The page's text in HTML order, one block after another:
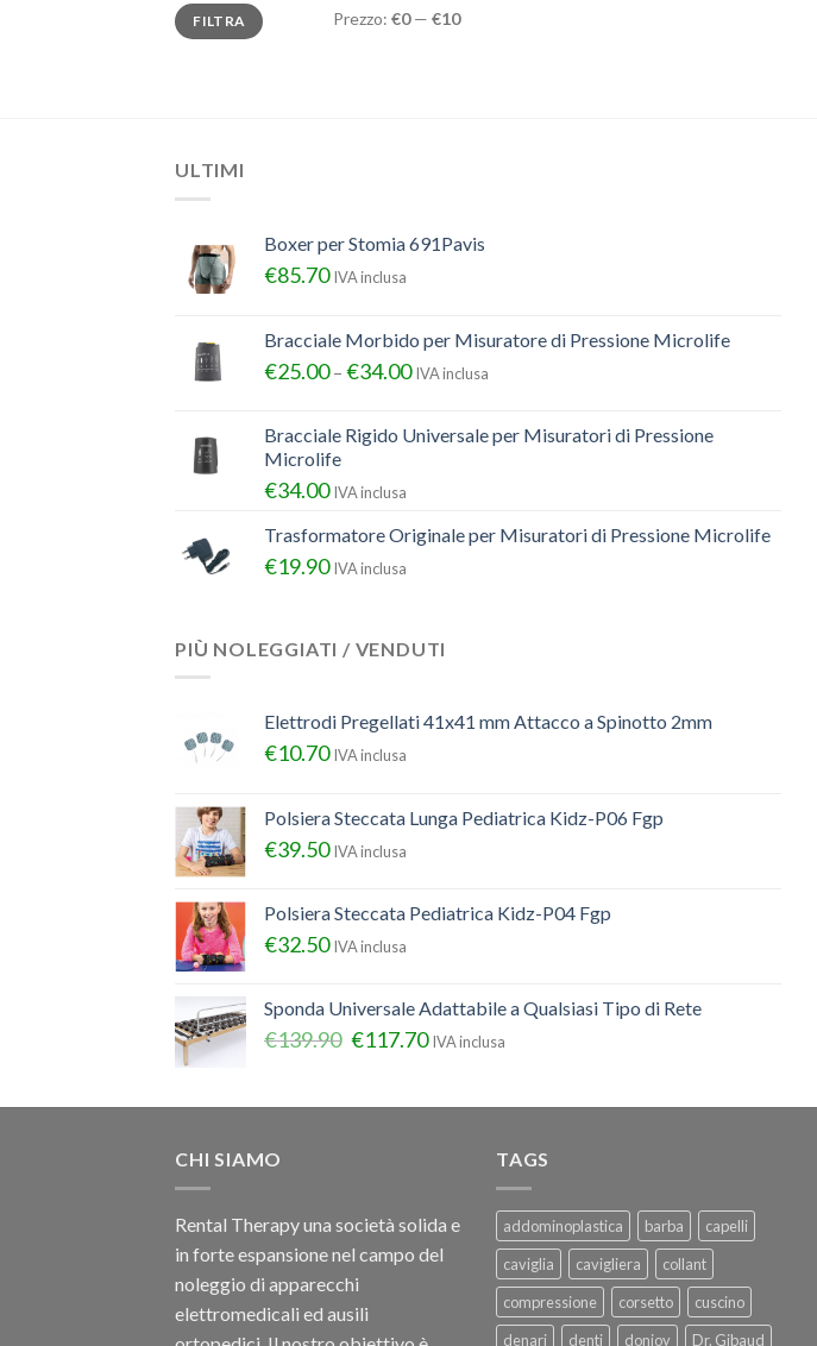
Prezzo
Min
Prezzo
MaxFILTRA Prezzo: €0— €10
ULTIMI
Boxer per Stomia 691Pavis
€85.70 IVA inclusa
Bracciale Morbido per Misuratore di Pressione Microlife
€25.00– €34.00 IVA inclusa
Bracciale Rigido Universale per Misuratori di Pressione
Microlife
€34.00 IVA inclusa
Trasformatore Originale per Misuratori di Pressione Microlife
€19.90 IVA inclusa
PIÙ NOLEGGIATI / VENDUTI
Elettrodi Pregellati 41x41 mm Attacco a Spinotto 2mm
€10.70 IVA inclusa
Polsiera Steccata Lunga Pediatrica Kidz-P06 Fgp
€39.50 IVA inclusa
Polsiera Steccata Pediatrica Kidz-P04 Fgp
€32.50 IVA inclusa
Sponda Universale Adattabile a Qualsiasi Tipo di Rete
€139.90 €117.70 IVA inclusa
CHI SIAMO
Rental Therapy una società solida e
in forte espansione nel campo del
noleggio di apparecchi
elettromedicali ed ausili
TAGS
addominoplastica barba
capelli
caviglia
cavigliera
collant
compressione
corsetto
cuscino
denari
denti donjoy Dr. Gibaud